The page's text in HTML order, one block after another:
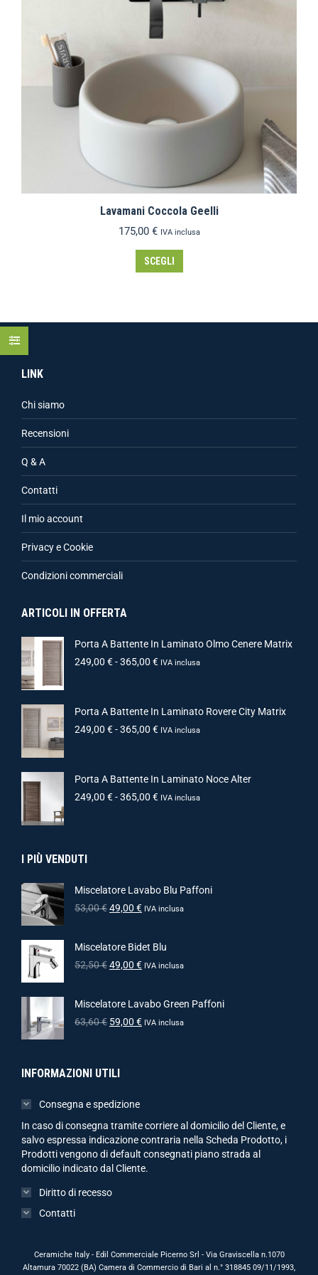
Lavamani Coccola Geelli
175,00 € IVA inclusa
SCEGLI
LINK
Chi siamo
Recensioni
Q & A
Contatti
Il mio account
Privacy e Cookie
Condizioni commerciali
ARTICOLI IN OFFERTA
Porta A Battente In Laminato Olmo Cenere Matrix
249,00 €-365,00 € IVA inclusa
Porta A Battente In Laminato Rovere City Matrix
249,00 €-365,00 € IVA inclusa
Porta A Battente In Laminato Noce Alter
249,00 €-365,00 € IVA inclusa
I PIÙ VENDUTI
Miscelatore Lavabo Blu Paffoni
53,00€49,00 € IVA inclusa
Miscelatore Bidet Blu
52,50€49,00 € IVA inclusa
Miscelatore Lavabo Green Paffoni
63,60€ 59,00 € IVA inclusa
INFORMAZIONI UTILI
Consegna e spedizione
In caso di consegna tramite corriere al domicilio del Cliente, e
salvo espressa indicazione contraria nella Scheda Prodotto, i
Prodotti vengono di default consegnati piano strada al
domicilio indicato dal Cliente.
Diritto di recesso
Contatti
Ceramiche Italy - Edil Commerciale Picerno Srl - Via Graviscella n.1070
Altamura 70022 (BA) Camera di Commercio di Bari al n.° 318845 09/11/1993,